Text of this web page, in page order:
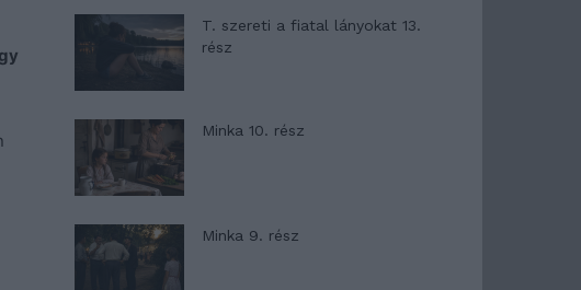
T. szereti a fiatal lányokat 13.
rész
Minka 10. rész
Minka 9. rész